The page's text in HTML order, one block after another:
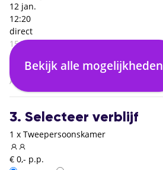
12 jan.
12:20
direct
15:05
Madrid Barajas (MAD)
02:45
Amsterdam (AMS)
Bekijk alle mogelijkheden
3. Selecteer verblijf
1 x Tweepersoonskamer
€ 0,- p.p.